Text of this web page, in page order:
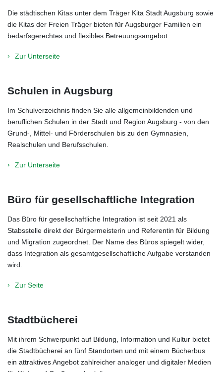
Die städtischen Kitas unter dem Träger Kita Stadt Augsburg sowie
die Kitas der Freien Träger bieten für Augsburger Familien ein
bedarfsgerechtes und flexibles Betreuungsangebot.
Zur Unterseite
Schulen in Augsburg
Im Schulverzeichnis finden Sie alle allgemeinbildenden und
beruflichen Schulen in der Stadt und Region Augsburg - von den
Grund-, Mittel- und Förderschulen bis zu den Gymnasien,
Realschulen und Berufsschulen.
Zur Unterseite
Büro für gesellschaftliche Integration
Das Büro für gesellschaftliche Integration ist seit 2021 als
Stabsstelle direkt der Bürgermeisterin und Referentin für Bildung
und Migration zugeordnet. Der Name des Büros spiegelt wider,
dass Integration als gesamtgesellschaftliche Aufgabe verstanden
wird.
Zur Seite
Stadtbücherei
Mit ihrem Schwerpunkt auf Bildung, Information und Kultur bietet
die Stadtbücherei an fünf Standorten und mit einem Bücherbus
ein attraktives Angebot zahlreicher analoger und digitaler Medien